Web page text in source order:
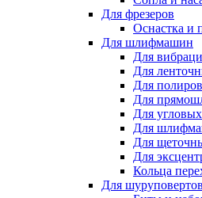
Для фрезеров
Оснастка и
Для шлифмашин
Для
Для
Для
Для
Для
Для
Для
Для
Кольца
Для